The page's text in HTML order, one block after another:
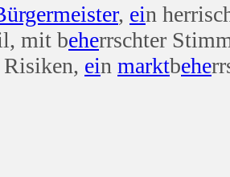
meister, ein
mit beherrschter
Risiken, ein marktbehe